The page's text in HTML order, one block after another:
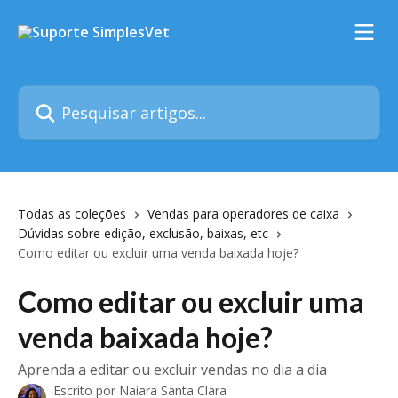
Pesquisar artigos...
Todas as coleções
Vendas para operadores de caixa
Dúvidas sobre edição, exclusão, baixas, etc
Como editar ou excluir uma venda baixada hoje?
Como editar ou excluir uma
venda baixada hoje?
Aprenda a editar ou excluir vendas no dia a dia
Escrito por Naiara Santa Clara